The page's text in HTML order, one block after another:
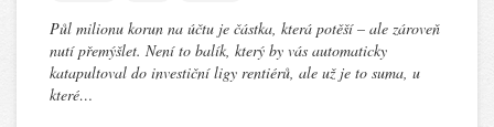
Půl milionu korun na účtu je částka, která potěší – ale zároveň
nutí přemýšlet. Není to balík, který by vás automaticky
katapultoval do investiční ligy rentiérů, ale už je to suma, u
které…